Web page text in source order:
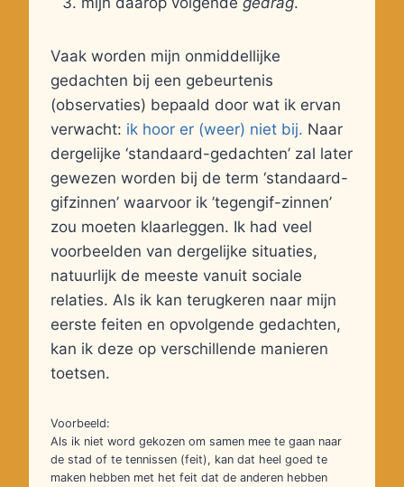
Vaak worden mijn onmiddellijke
gedachten bij een gebeurtenis
(observaties) bepaald door wat ik ervan
verwacht: ik hoor er (weer) niet bij. Naar
dergelijke ‘standaard-gedachten’ zal later
gewezen worden bij de term ‘standaard-
gifzinnen’ waarvoor ik ’tegengif-zinnen’
zou moeten klaarleggen. Ik had veel
voorbeelden van dergelijke situaties,
natuurlijk de meeste vanuit sociale
relaties. Als ik kan terugkeren naar mijn
eerste feiten en opvolgende gedachten,
kan ik deze op verschillende manieren
toetsen.
Voorbeeld:
Als ik niet word gekozen om samen mee te gaan naar
de stad of te tennissen (feit), kan dat heel goed te
maken hebben met het feit dat de anderen hebben